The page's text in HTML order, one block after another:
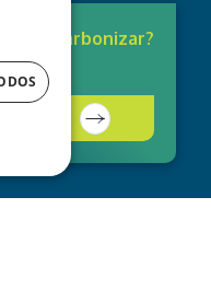
Descarbonizar?
aqui.